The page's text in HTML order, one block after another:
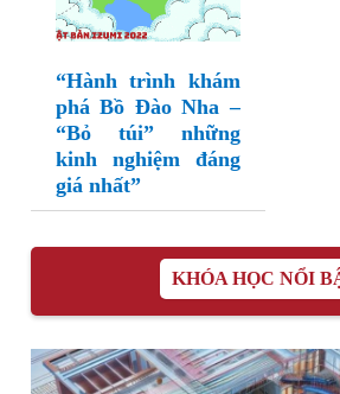
“Hành trình khám
phá Bồ Đào Nha –
“Bỏ túi” những
kinh nghiệm đáng
giá nhất”
KHÓA HỌC NỔI